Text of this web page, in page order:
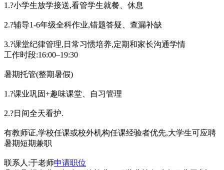
1.?小学生放学接送,看管学生就餐、休息
2.?辅导1-6年级全科作业,错题答疑、查漏补缺
3.?课堂纪律管理,日常习惯培养,定期和家长沟通学情
工作时段:16:00–19:30
暑期托管(整期暑假)
1.?课业巩固+趣味课堂、自习管理
2.?日间全天看护.
有教师证,学校任课或校外机构任课经验者优先,大学生可应聘
暑期短期兼职
联系人:于老师申请职位